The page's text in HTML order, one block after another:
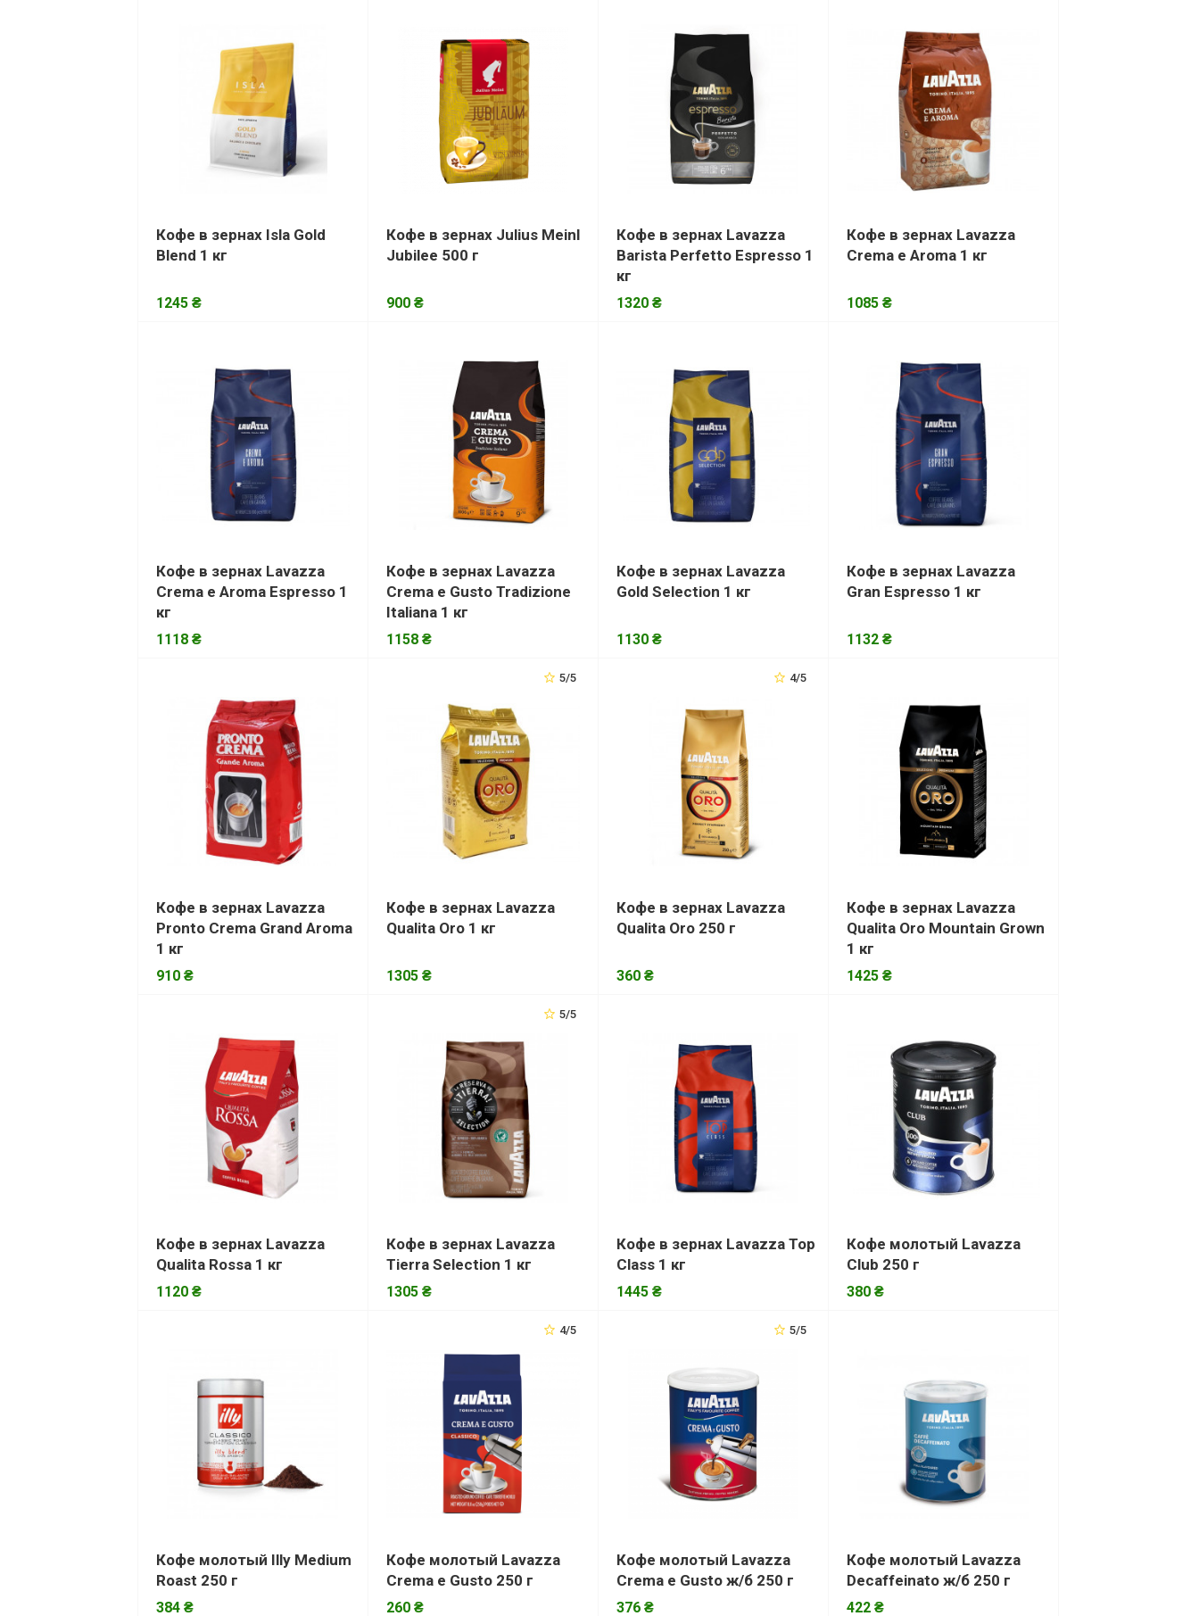
Кофе в зернах Isla Gold
Blend 1 кг
1245 ₴
Кофе в зернах Julius Meinl
Jubilee 500 г
900 ₴
Кофе в зернах Lavazza
Barista Perfetto Espresso 1
кг
1320 ₴
Кофе в зернах Lavazza
Crema e Aroma 1 кг
1085 ₴
Кофе в зернах Lavazza
Crema e Aroma Espresso 1
кг
1118 ₴
Кофе в зернах Lavazza
Crema e Gusto Tradizione
Italiana 1 кг
1158 ₴
Кофе в зернах Lavazza
Gold Selection 1 кг
1130 ₴
Кофе в зернах Lavazza
Gran Espresso 1 кг
1132 ₴
Кофе в зернах Lavazza
Pronto Crema Grand Aroma
1 кг
910 ₴
5/5
Кофе в зернах Lavazza
Qualita Oro 1 кг
1305 ₴
4/5
Кофе в зернах Lavazza
Qualita Oro 250 г
360 ₴
Кофе в зернах Lavazza
Qualita Oro Mountain Grown
1 кг
1425 ₴
Кофе в зернах Lavazza
Qualita Rossa 1 кг
1120 ₴
5/5
Кофе в зернах Lavazza
Tierra Selection 1 кг
1305 ₴
Кофе в зернах Lavazza Top
Class 1 кг
1445 ₴
Кофе молотый Lavazza
Club 250 г
380 ₴
Кофе молотый Illy Medium
Roast 250 г
384 ₴
4/5
Кофе молотый Lavazza
Crema е Gusto 250 г
260 ₴
5/5
Кофе молотый Lavazza
Crema е Gusto ж/б 250 г
376 ₴
Кофе молотый Lavazza
Decaffeinato ж/б 250 г
422 ₴